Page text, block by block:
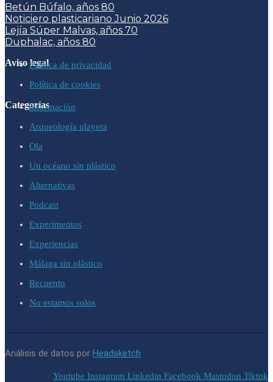
Betún Búfalo, años 80
Noticiero plasticariano Junio 2026
Lejía Súper Malvas, años 70
Duphalac, años 80
Aviso legalPolítica de privacidad
Política de cookies
Categoríasinformación
Arqueología playera
Ola
Un océano sin plástico
Alternativas
Podcast
Experimentos
Experiencias
Málaga sin plástico
Recuento
No estamos solos
Análisis de datos por Headsketch
Youtube Instagram Linkedin Facebook Mastodon Tiktok